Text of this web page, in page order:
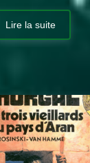
Lire la suite